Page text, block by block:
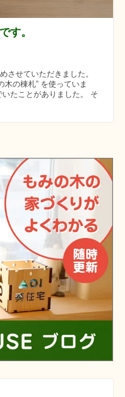
す。
させていただきました。
木の棟札” を使っていま
たことがありました。 そ